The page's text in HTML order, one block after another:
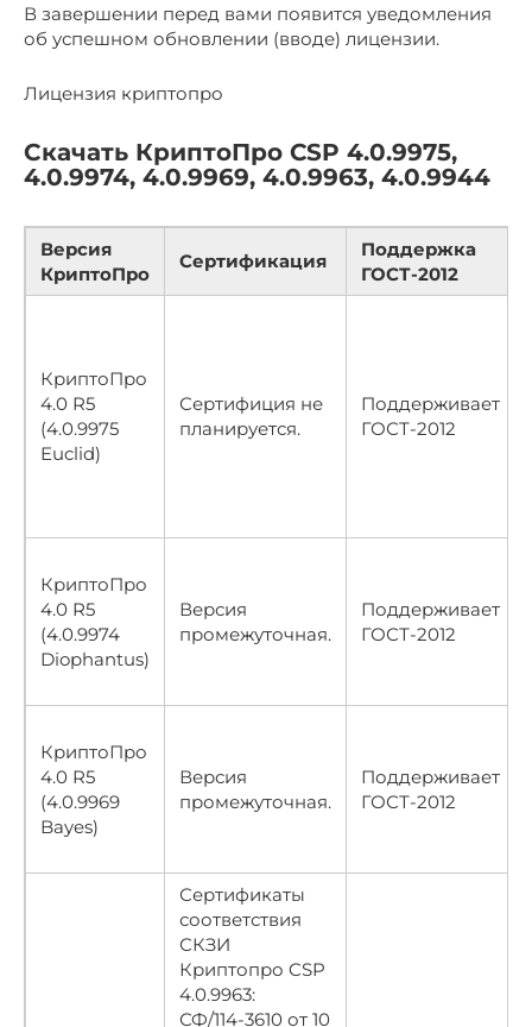
В завершении перед вами появится уведомления
об успешном обновлении (вводе) лицензии.
Лицензия криптопро
Скачать КриптоПро CSP 4.0.9975,
4.0.9974, 4.0.9969, 4.0.9963, 4.0.9944
Версия
КриптоПро
Сертификация
Поддержка
ГОСТ-2012
КриптоПро
4.0 R5
(4.0.9975
Euclid)
Сертифиция не
планируется.
Поддерживает
ГОСТ-2012
КриптоПро
4.0 R5
(4.0.9974
Diophantus)
Версия
промежуточная.
Поддерживает
ГОСТ-2012
КриптоПро
4.0 R5
(4.0.9969
Bayes)
Версия
промежуточная.
Поддерживает
ГОСТ-2012
Сертификаты
соответствия
СКЗИ
Криптопро CSP
4.0.9963:
СФ/114-3610 от 10